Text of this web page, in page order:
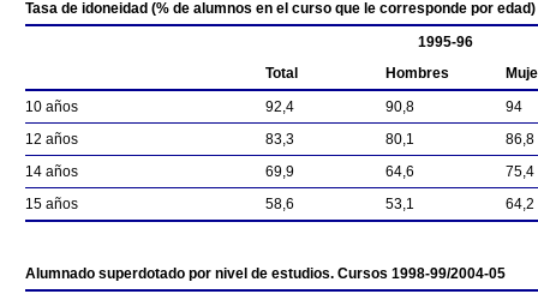
Tasa de idoneidad (% de alumnos en el curso que le corresponde por edad)
1995-96
Total
Hombres
10 años
92,4 90,8
94
12 años
83,3 80,1
86,8
14 años
69,9 64,6
75,4
15 años
58,6 53,1 64,2
Alumnado superdotado por nivel de estudios. Cursos 1998-99/2004-05